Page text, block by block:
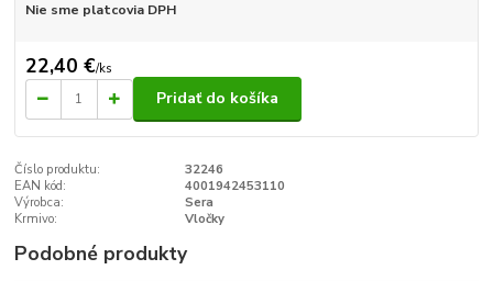
Nie sme platcovia DPH
22,40 €/ks
Pridať do košíka
Číslo produktu:
32246
EAN kód:
4001942453110
Výrobca:
Sera
Krmivo:
Vločky
Podobné produkty